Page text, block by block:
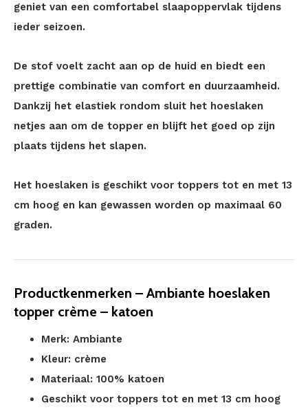
geniet van een comfortabel slaapoppervlak tijdens
ieder seizoen.
De stof voelt zacht aan op de huid en biedt een
prettige combinatie van comfort en duurzaamheid.
Dankzij het elastiek rondom sluit het hoeslaken
netjes aan om de topper en blijft het goed op zijn
plaats tijdens het slapen.
Het hoeslaken is geschikt voor toppers tot en met 13
cm hoog en kan gewassen worden op maximaal 60
graden.
Productkenmerken – Ambiante hoeslaken
topper crème – katoen
Merk: Ambiante
Kleur: crème
Materiaal: 100% katoen
Geschikt voor toppers tot en met 13 cm hoog